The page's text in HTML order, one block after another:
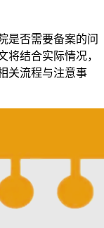
是否需要备案的问
将结合实际情况，
关流程与注意事